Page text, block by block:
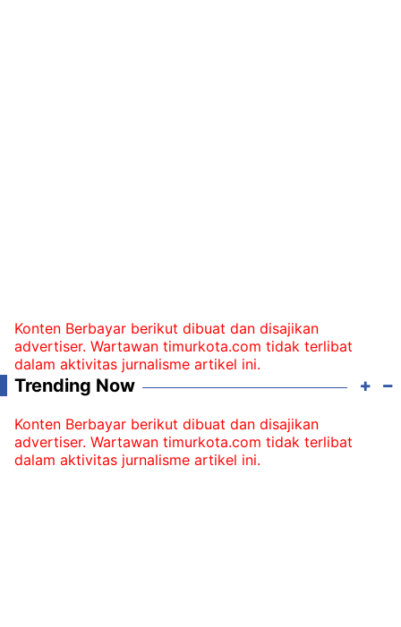
Konten Berbayar berikut dibuat dan disajikan
advertiser. Wartawan timurkota.com tidak terlibat
dalam aktivitas jurnalisme artikel ini.
Trending Now
Konten Berbayar berikut dibuat dan disajikan
advertiser. Wartawan timurkota.com tidak terlibat
dalam aktivitas jurnalisme artikel ini.